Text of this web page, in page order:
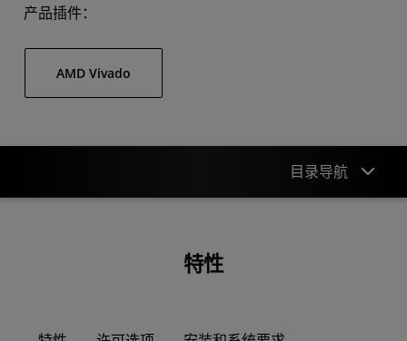
产品插件：
AMD Vivado
目录导航
特性